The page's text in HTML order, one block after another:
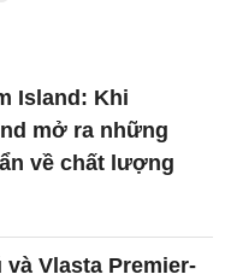
Island: Khi
mở ra những
về chất lượng
và Vlasta Premier-